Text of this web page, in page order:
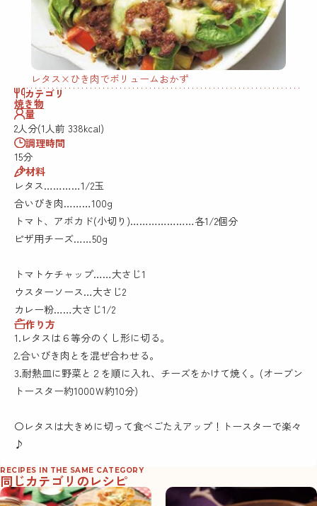
カテゴリ
焼き物
量
2人分(1人前 338kcal)
調理時間
15分
材料
レタス…………1/2玉
合いびき肉………100g
トマト、アボカド(小切り)…………………各1/2個分
ピザ用チーズ……50g
トマトケチャップ……大さじ1
ウスターソース…大さじ2
カレー粉……大さじ1/2
作り方
1.レタスは６等分のくし形に切る。
2.合いびき肉とを混ぜ合わせる。
3.耐熱皿に野菜と２を順に入れ、チーズをかけて焼く。(オーブン
トースター約1000Ｗ約10分)
〇レタスは大きめに切って食べごたえアップ！トースターで楽々
♪
レタス×ひき肉でボリュームおかず
RECIPES IN THE SAME CATEGORY
同じカテゴリのレシピ